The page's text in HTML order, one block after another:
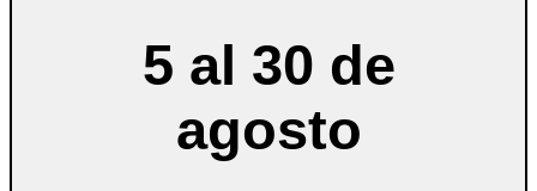
5 al 30 de
agosto